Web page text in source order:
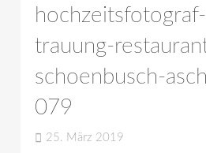
trauung-
schoenbusch-
079
25. März 2019